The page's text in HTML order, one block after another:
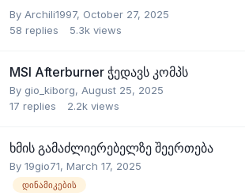
By Archili1997, October 27, 2025
58 replies 5.3k views
MSI Afterburner ჭედავს კომპს
By gio_kiborg, August 25, 2025
17 replies 2.2k views
ხმის გამაძლიერებელზე შეერთება
By 19gio71, March 17, 2025
დინამიკების